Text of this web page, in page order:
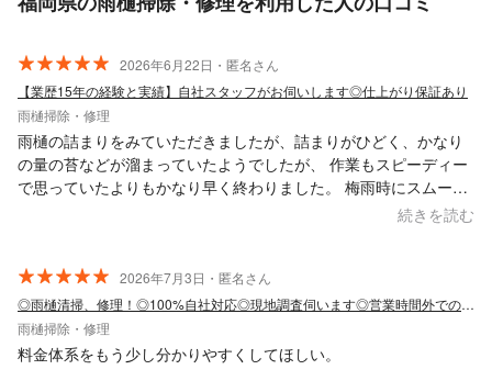
2026年6月22日・匿名さん
【業歴15年の経験と実績】自社スタッフがお伺いします◎仕上がり保証あり
雨樋掃除・修理
雨樋の詰まりをみていただきましたが、詰まりがひどく、かなり
の量の苔などが溜まっていたようでしたが、 作業もスピーディー
で思っていたよりもかなり早く終わりました。 梅雨時にスムーズ
に流れるようになり、大変助かりました。またお願いしたいと思
続きを読む
2026年7月3日・匿名さん
◎雨樋清掃、修理！◎100%自社対応◎現地調査伺います◎営業時間外での対応可！
雨樋掃除・修理
料金体系をもう少し分かりやすくしてほしい。